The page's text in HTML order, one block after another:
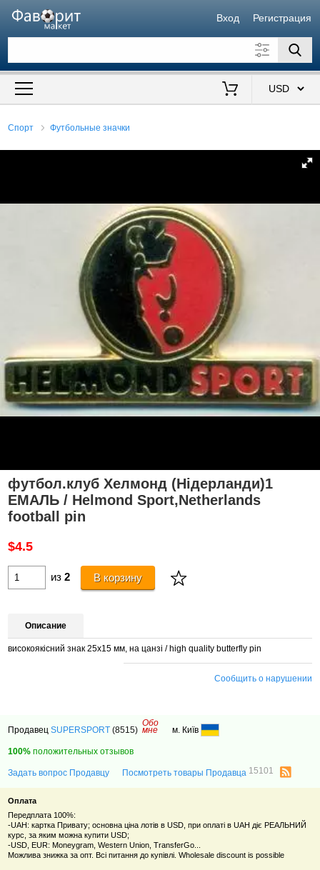
Вход Регистрация
Искать также в описании
Спорт Футбольные значки
футбол.клуб Хелмонд (Нідерланди)1
ЕМАЛЬ / Helmond Sport,Netherlands
football pin
$4.5
из 2 В корзину
Описание
високоякісний знак 25x15 мм, на цанзі / high quality butterfly pin
Сообщить о нарушении
ПродавецSUPERSPORT (8515)
Обо
мне м. Київ
100% положительных отзывов
Задать вопрос Продавцу Посмотреть товары Продавца 15101
Оплата
Передплата 100%:
-UAH: картка Привату; основна ціна лотів в USD, при оплаті в UAH діє РЕАЛЬНИЙ
курс, за яким можна купити USD;
-USD, EUR: Moneygram, Western Union, TransferGo...
Можлива знижка за опт. Всі питання до купівлі. Wholesale discount is possible